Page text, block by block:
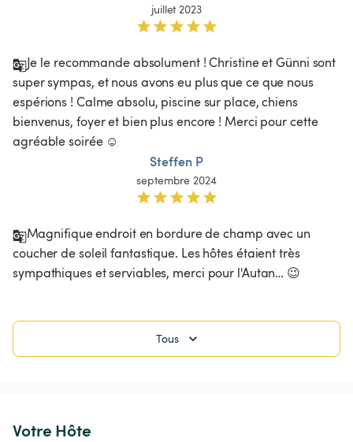
juillet 2023
Je le recommande absolument ! Christine et Günni sont
super sympas, et nous avons eu plus que ce que nous
espérions ! Calme absolu, piscine sur place, chiens
bienvenus, foyer et bien plus encore ! Merci pour cette
agréable soirée ☺️
Steffen P
septembre 2024
Magnifique endroit en bordure de champ avec un
coucher de soleil fantastique. Les hôtes étaient très
sympathiques et serviables, merci pour l'Autan… 😉
Tous
Votre Hôte